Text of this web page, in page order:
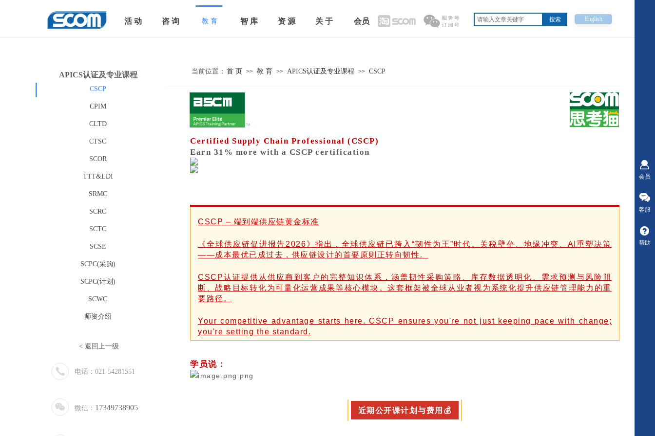
当前位置： 首 页 >> 教 育 >> APICS认证及专业课程 >> CSCP
APICS认证及专业课程
CSCP
CPIM
CLTD
CTSC
SCOR
TTT&LDI
SRMC
SCRC
SCTC
SCSE
SCPC(采购)
SCPC(计划)
SCWC
师资介绍
Certified Supply Chain Professional (CSCP)
Earn 31% more with a CSCP certification
CSCP – 端到端供应链黄金标准
《全球供应链促进报告2026》指出，全球供应链已跨入“韧性为王”时代。关税壁垒、地缘冲突、AI重塑决策
——成本最优已成过去，供应链设计的首要原则正转向韧性。
CSCP认证提供从供应商到客户的完整知识体系，涵盖韧性采购策略、库存数据透明化、需求预测与风险阻
断、战略目标转化为可量化运营成果等核心模块。这套框架被全球从业者视为系统化提升供应链管理能力的重
要路径。
Your competitive advantage starts here. CSCP ensures you're not just keeping pace with change;
you're setting the standard.
学员说：
近期公开课计划与费用💰
< 返回上一级
电话：021-54281551
微信： 17349738905
搜索 English
活 动 咨 询 教 育 智 库 资 源 关 于 会员
会员
客服
帮助